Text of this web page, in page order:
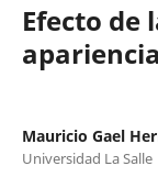
Efecto de
Mauricio Gael
Universidad La Salle